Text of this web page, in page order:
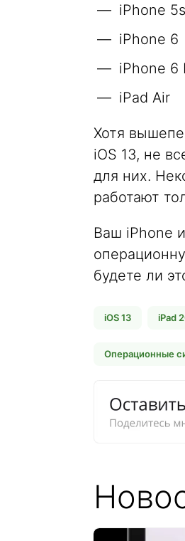
iPhone 5s
iPhone 6
iPhone 6
iPad Air
Хотя
iOS 13, не
для них.
работают
Ваш iPhone
будете ли
iOS 13 iPad
Операционные